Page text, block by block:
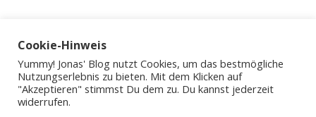
Cookie-Hinweis
Yummy! Jonas' Blog nutzt Cookies, um das bestmögliche
Nutzungserlebnis zu bieten. Mit dem Klicken auf
"Akzeptieren" stimmst Du dem zu. Du kannst jederzeit
widerrufen.